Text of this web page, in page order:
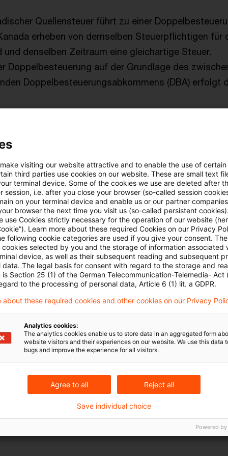
Quellensteuer führt zu einer
erheben von demselben Steuerpflichtigen für
und denselben Zeitraum eine gleichartige Steuer.
Doppelbesteuerung auf der Grundlage des
Doppelbesteuerungsabkommens (DBA) erfolgt
des Hessischen Finanzgerichts nicht
sondern auch für die Gewerbesteuer. Zwar enthalte
keine entsprechende Anrechnungsvorschrift, das
eine solche Anrechnung an. Trotz
Anrechnungsregelung habe
der körperschaftsteuerrechtlichen und
Anrechnungsregelungen (§ 26 Abs. 1 Satz
zu erfolgen.
hat weiterhin entschieden, dass die
dem Grunde als auch der Höhe nach im Rahmen
das Finanzamt zu erfolgen habe.
I R 8/21 des FA als unzulässig verworfen (§
zu dem materiell-rechtlichen Problem geäußert,
Anspruch auf Anrechnung der kanadischen
(und wie dieser Anspruch ggf. verfahrensrechtlich
16 des Hessischen FG ist damit rechtskräftig.
visiting our website attractive and to enable the use of
third parties use cookies on our website. These are small text
terminal device. Some of the cookies we use are deleted after
session, i.e. after you close your browser (so-called session
on your terminal device and enable us or our partner
browser the next time you visit us (so-called persistent
use Cookies strictly necessary for the operation of our website
Learn more about these required Cookies on our Privacy
following cookie categories are used if you give your consent.
cookies selected by you and the storage of information associated
device, as well as their subsequent reading and subsequent
data. The legal basis for consent with regard to the storage and
is Section 25 (1) of the German Telecommunication-Telemedia- Act
to the processing of personal data, Article 6 (1) lit. a GDPR.
about these required cookies and other cookies on our Privacy
Analytics cookies:
The analytics cookies enable us to store data in an aggregated form
website visitors and their experiences on our website. We use this data
bugs and improve the experience for all visitors.
Agree to all Reject all
Save individual choice
Powered by